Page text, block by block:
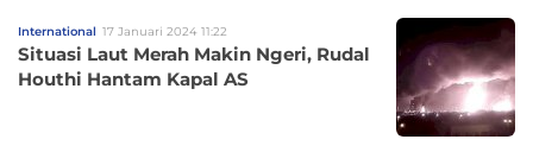
International 17 Januari 2024 11:22
Situasi Laut Merah Makin Ngeri, Rudal
Houthi Hantam Kapal AS